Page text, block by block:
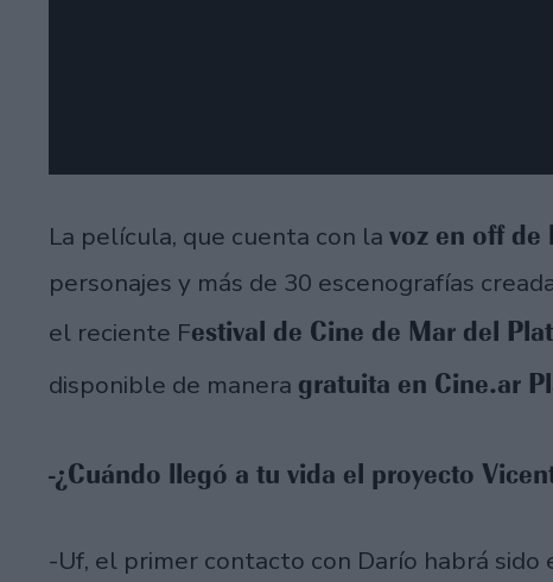
La película, que cuenta con la voz en off de
personajes y más de 30 escenografías
el reciente Festival de Cine de Mar del
disponible de manera gratuita en Cine.ar
-¿Cuándo llegó a tu vida el proyecto
-Uf, el primer contacto con Darío habrá sido